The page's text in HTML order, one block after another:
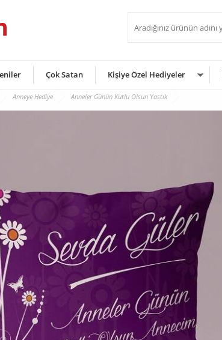
Çok Satan Kişiye Özel Hediyeler
Anneye Hediye Anneler Günün Kutlu Olsun Yastık